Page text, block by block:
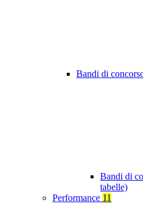
Bandi di
Bandi di
tabelle)
Performance 11